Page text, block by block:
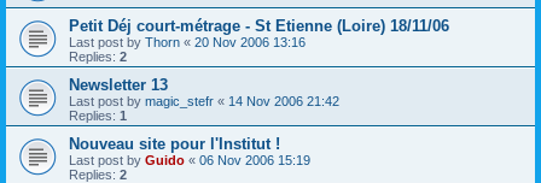
Petit Déj court-métrage - St Etienne (Loire) 18/11/06
Last post by Thorn « 20 Nov 2006 13:16
Replies: 2
Newsletter 13
Last post by magic_stefr « 14 Nov 2006 21:42
Replies: 1
Nouveau site pour l'Institut !
Last post by Guido « 06 Nov 2006 15:19
Replies: 2